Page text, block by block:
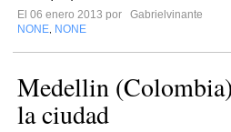
El 06 enero 2013 por
Gabrielvinante
NONE NONE
Medellin
la ciudad